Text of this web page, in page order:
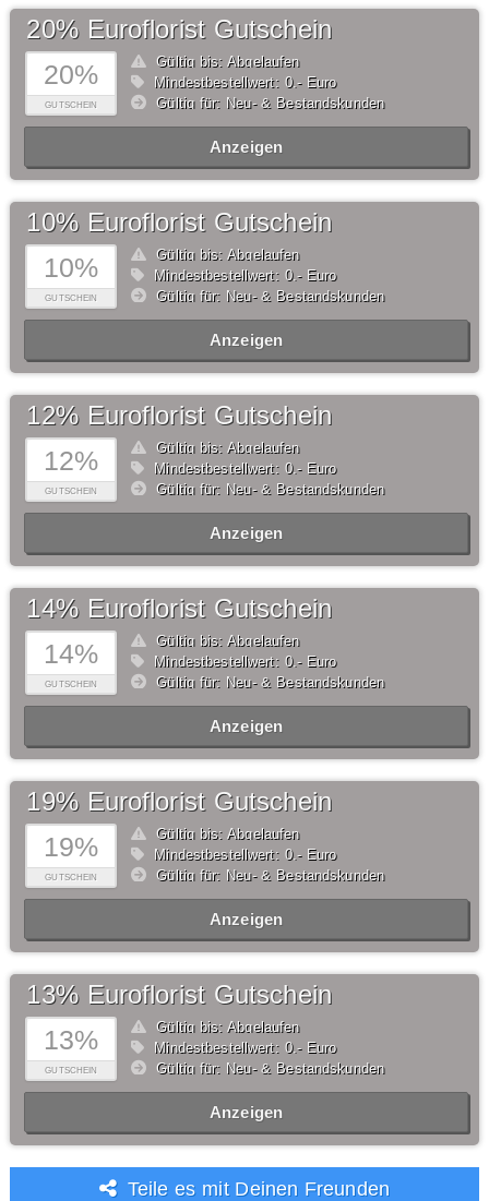
20%
GUTSCHEIN
20% Euroflorist Gutschein
Gültig bis: Abgelaufen
Mindestbestellwert: 0,- Euro
Gültig für: Neu- & Bestandskunden
Anzeigen
10%
GUTSCHEIN
10% Euroflorist Gutschein
Gültig bis: Abgelaufen
Mindestbestellwert: 0,- Euro
Gültig für: Neu- & Bestandskunden
Anzeigen
12%
GUTSCHEIN
12% Euroflorist Gutschein
Gültig bis: Abgelaufen
Mindestbestellwert: 0,- Euro
Gültig für: Neu- & Bestandskunden
Anzeigen
14%
GUTSCHEIN
14% Euroflorist Gutschein
Gültig bis: Abgelaufen
Mindestbestellwert: 0,- Euro
Gültig für: Neu- & Bestandskunden
Anzeigen
19%
GUTSCHEIN
19% Euroflorist Gutschein
Gültig bis: Abgelaufen
Mindestbestellwert: 0,- Euro
Gültig für: Neu- & Bestandskunden
Anzeigen
13%
GUTSCHEIN
13% Euroflorist Gutschein
Gültig bis: Abgelaufen
Mindestbestellwert: 0,- Euro
Gültig für: Neu- & Bestandskunden
Anzeigen
Teile es mit Deinen Freunden